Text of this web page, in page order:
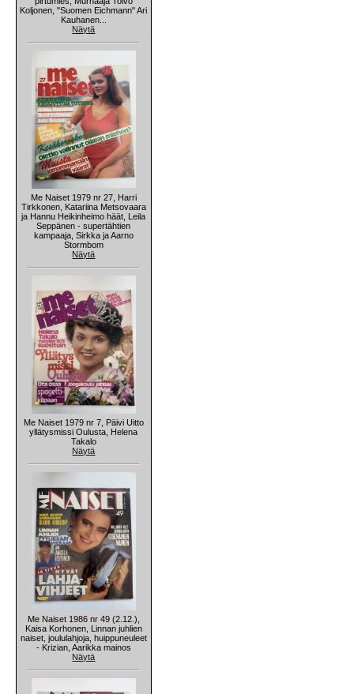
Koljonen, "Suomen Eichmann" Ari
Kauhanen...
Näytä
Me Naiset 1979 nr 27, Harri
Tirkkonen, Katariina Metsovaara
ja Hannu Heikinheimo häät, Leila
Seppänen - supertähtien
kampaaja, Sirkka ja Aarno
Stormbom
Näytä
Me Naiset 1979 nr 7, Päivi Uitto
yllätysmissi Oulusta, Helena
Takalo
Näytä
Me Naiset 1986 nr 49 (2.12.),
Kaisa Korhonen, Linnan juhlien
naiset, joululahjoja, huippuneuleet
- Krizian, Aarikka mainos
Näytä